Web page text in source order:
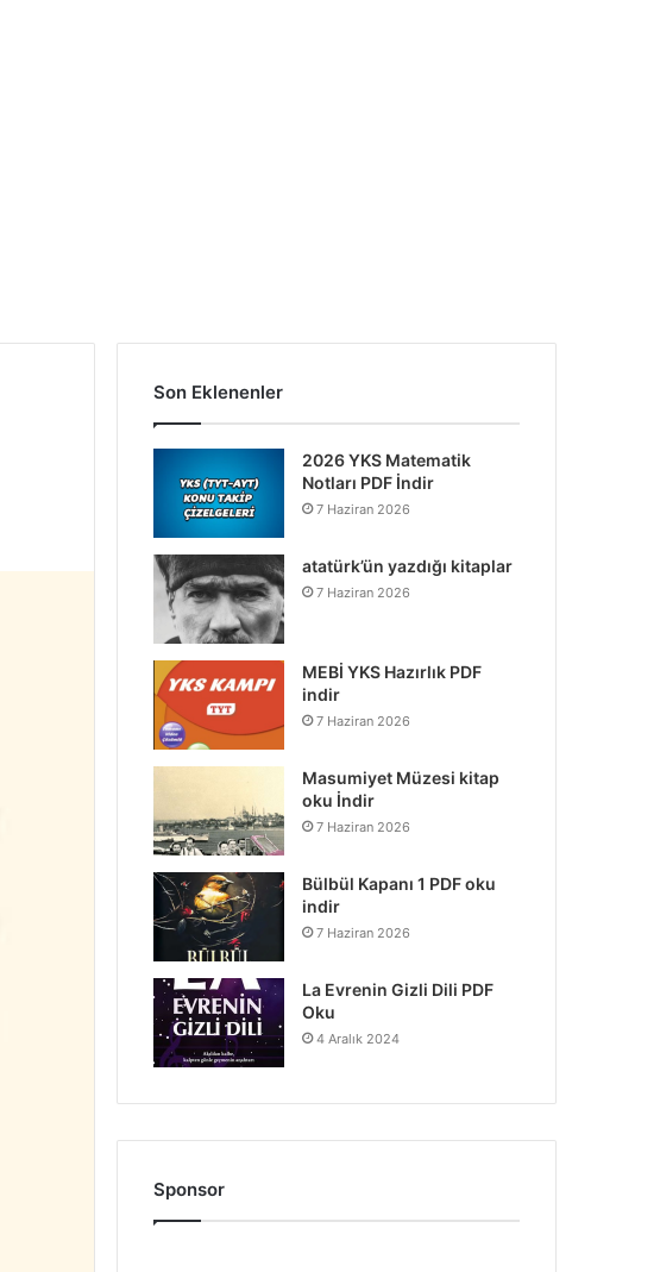
Son Eklenenler
2026 YKS Matematik
Notları PDF İndir
7 Haziran 2026
atatürk’ün yazdığı kitaplar
7 Haziran 2026
MEBİ YKS Hazırlık PDF
indir
7 Haziran 2026
Masumiyet Müzesi kitap
oku İndir
7 Haziran 2026
Bülbül Kapanı 1 PDF oku
indir
7 Haziran 2026
La Evrenin Gizli Dili PDF
Oku
4 Aralık 2024
Sponsor